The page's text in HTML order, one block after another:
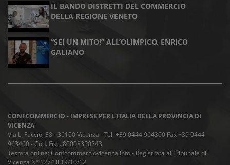
IL BANDO DISTRETTI DEL COMMERCIO
DELLA REGIONE VENETO
“SEI UN MITO!” ALL’OLIMPICO, ENRICO
GALIANO
CONFCOMMERCIO - IMPRESE PER L'ITALIA DELLA PROVINCIA DI
VICENZA
Via L. Faccio, 38 - 36100 Vicenza - Tel. +39 0444 964300 Fax +39 0444
963400 - Cod. Fisc. 80008350243
Testata online: Confcommerciovicenza.info - Registrata al Tribunale di
Vicenza N° 1274 il 19/10/12